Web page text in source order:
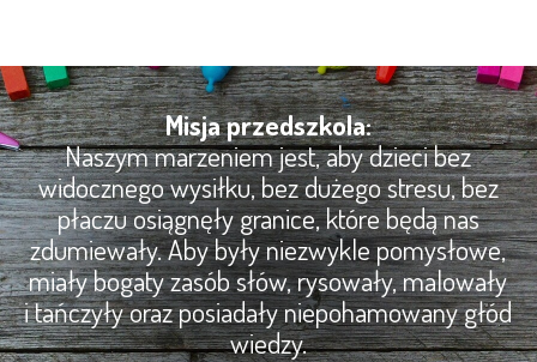
Misja przedszkola:
Naszym marzeniem jest, aby dzieci bez
widocznego wysiłku, bez dużego stresu, bez
płaczu osiągnęły granice, które będą nas
zdumiewały. Aby były niezwykle pomysłowe,
miały bogaty zasób słów, rysowały, malowały
i tańczyły oraz posiadały niepohamowany głód
wiedzy.